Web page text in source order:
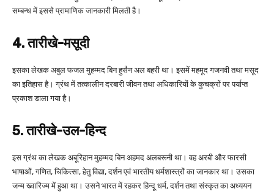
सम्बन्ध में इससे प्रामाणिक जानकारी मिलती है।
4. तारीखे-मसूदी
इसका लेखक अबुल फजल मुहम्मद बिन हुसैन अल बहरी था। इसमें महमूद गजनवी तथा मसूद
का इतिहास है। ग्रंथ में तत्कालीन दरबारी जीवन तथा अधिकारियों के कुचक्रों पर पर्याप्त
प्रकाश डाला गया है।
5. तारीखे-उल-हिन्द
इस ग्रंथ का लेखक अबूरिहान मुहम्मद बिन अहमद अलबरूनी था। वह अरबी और फारसी
भाषाओं, गणित, चिकित्सा, हेतु विद्या, दर्शन एवं भारतीय धर्मशास्त्रों का जानकार था। उसका
जन्म ख्वारिज्म में हुआ था। उसने भारत में रहकर हिन्दू धर्म, दर्शन तथा संस्कृत का अध्ययन